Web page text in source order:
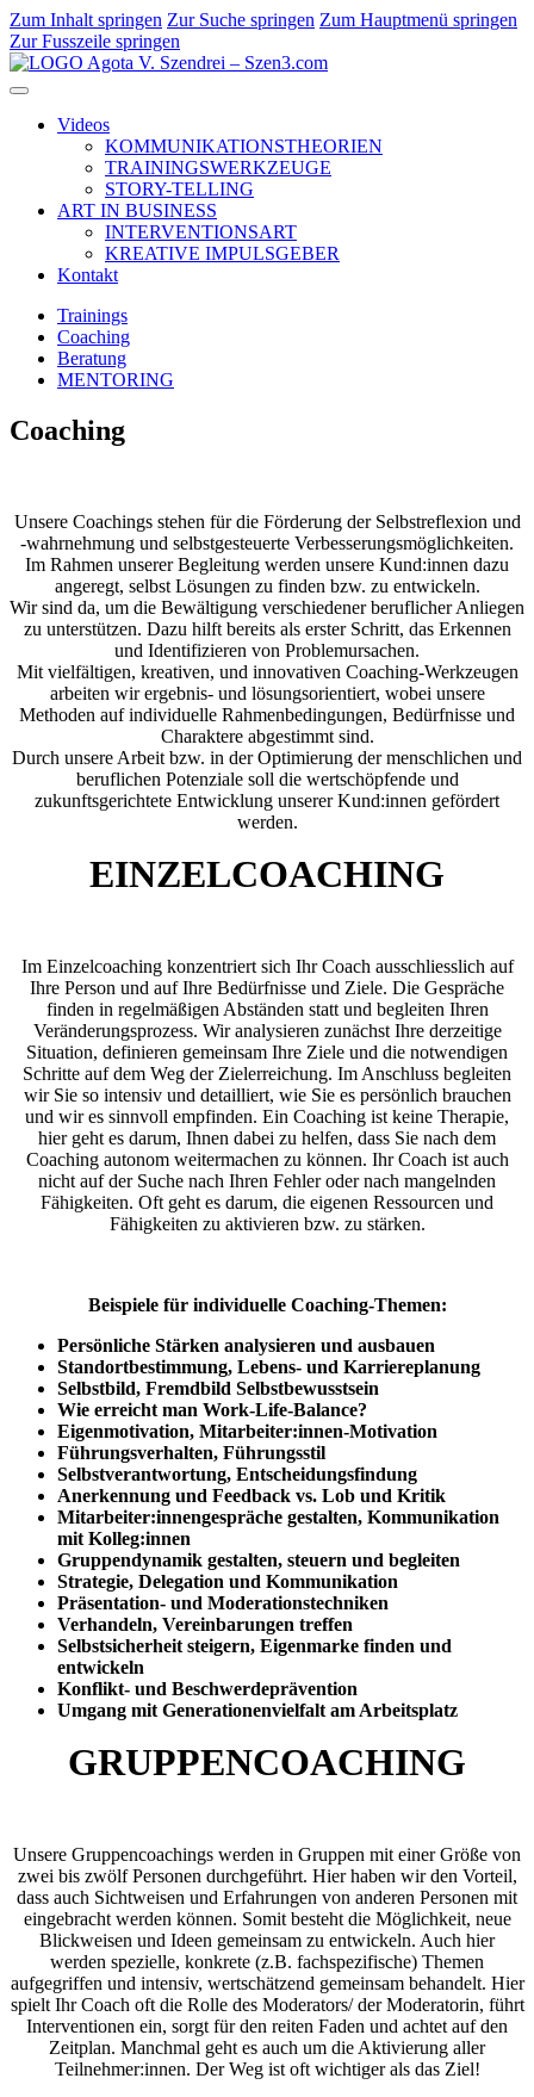
Zum Inhalt springen Zur Suche springen Zum Hauptmenü springen
Zur Fusszeile springen
Videos
KOMMUNIKATIONSTHEORIEN
TRAININGSWERKZEUGE
STORY-TELLING
ART IN BUSINESS
INTERVENTIONSART
KREATIVE IMPULSGEBER
Kontakt
Trainings
Coaching
Beratung
MENTORING
Coaching
Unsere Coachings stehen für die Förderung der Selbstreflexion und
-wahrnehmung und selbstgesteuerte Verbesserungsmöglichkeiten.
Im Rahmen unserer Begleitung werden unsere Kund:innen dazu
angeregt, selbst Lösungen zu finden bzw. zu entwickeln.
Wir sind da, um die Bewältigung verschiedener beruflicher Anliegen
zu unterstützen. Dazu hilft bereits als erster Schritt, das Erkennen
und Identifizieren von Problemursachen.
Mit vielfältigen, kreativen, und innovativen Coaching-Werkzeugen
arbeiten wir ergebnis- und lösungsorientiert, wobei unsere
Methoden auf individuelle Rahmenbedingungen, Bedürfnisse und
Charaktere abgestimmt sind.
Durch unsere Arbeit bzw. in der Optimierung der menschlichen und
beruflichen Potenziale soll die wertschöpfende und
zukunftsgerichtete Entwicklung unserer Kund:innen gefördert
werden.
EINZELCOACHING
Im Einzelcoaching konzentriert sich Ihr Coach ausschliesslich auf
Ihre Person und auf Ihre Bedürfnisse und Ziele. Die Gespräche
finden in regelmäßigen Abständen statt und begleiten Ihren
Veränderungsprozess. Wir analysieren zunächst Ihre derzeitige
Situation, definieren gemeinsam Ihre Ziele und die notwendigen
Schritte auf dem Weg der Zielerreichung. Im Anschluss begleiten
wir Sie so intensiv und detailliert, wie Sie es persönlich brauchen
und wir es sinnvoll empfinden. Ein Coaching ist keine Therapie,
hier geht es darum, Ihnen dabei zu helfen, dass Sie nach dem
Coaching autonom weitermachen zu können. Ihr Coach ist auch
nicht auf der Suche nach Ihren Fehler oder nach mangelnden
Fähigkeiten. Oft geht es darum, die eigenen Ressourcen und
Fähigkeiten zu aktivieren bzw. zu stärken.
Beispiele für individuelle Coaching-Themen:
Persönliche Stärken analysieren und ausbauen
Standortbestimmung, Lebens- und Karriereplanung
Selbstbild, Fremdbild Selbstbewusstsein
Wie erreicht man Work-Life-Balance?
Eigenmotivation, Mitarbeiter:innen-Motivation
Führungsverhalten, Führungsstil
Selbstverantwortung, Entscheidungsfindung
Anerkennung und Feedback vs. Lob und Kritik
Mitarbeiter:innengespräche gestalten, Kommunikation
mit Kolleg:innen
Gruppendynamik gestalten, steuern und begleiten
Strategie, Delegation und Kommunikation
Präsentation- und Moderationstechniken
Verhandeln, Vereinbarungen treffen
Selbstsicherheit steigern, Eigenmarke finden und
entwickeln
Konflikt- und Beschwerdeprävention
Umgang mit Generationenvielfalt am Arbeitsplatz
GRUPPENCOACHING
Unsere Gruppencoachings werden in Gruppen mit einer Größe von
zwei bis zwölf Personen durchgeführt. Hier haben wir den Vorteil,
dass auch Sichtweisen und Erfahrungen von anderen Personen mit
eingebracht werden können. Somit besteht die Möglichkeit, neue
Blickweisen und Ideen gemeinsam zu entwickeln. Auch hier
werden spezielle, konkrete (z.B. fachspezifische) Themen
aufgegriffen und intensiv, wertschätzend gemeinsam behandelt. Hier
spielt Ihr Coach oft die Rolle des Moderators/ der Moderatorin, führt
Interventionen ein, sorgt für den reiten Faden und achtet auf den
Zeitplan. Manchmal geht es auch um die Aktivierung aller
Teilnehmer:innen. Der Weg ist oft wichtiger als das Ziel!